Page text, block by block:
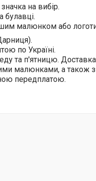
на вибір.
булавці.
малюнком або
по Україні.
та п'ятницю.
малюнками, а також
передплатою.